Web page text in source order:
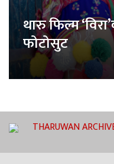
थारु फिल्म
फोटोसुट
THARUWAN